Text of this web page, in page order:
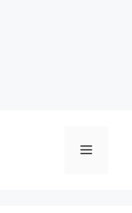
Menu